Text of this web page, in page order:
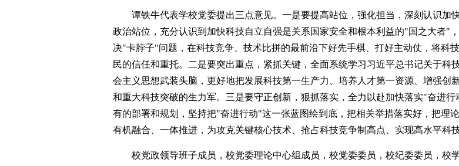
谭铁牛代表学校党委提出三点意见。一是要提高站位，强化担当，深刻认识加
政治站位，充分认识到加快科技自立自强是关系国家安全和根本利益的"国之大者"
决"卡脖子"问题，在科技竞争、技术比拼的最前沿下好先手棋、打好主动仗，将科
民的信任和重托。二是要突出重点，紧抓关键，全面系统学习习近平总书记关于科
会主义思想武装头脑，更好地把发展科技第一生产力、培养人才第一资源、增强创
和重大科技突破的生力军。三是要守正创新，狠抓落实，全力以赴加快落实"奋进
有的部署和规划，坚持把"奋进行动"这一张蓝图绘到底，把相关举措落实好，把理
有机融合、一体推进，为攻克关键核心技术、抢占科技竞争制高点、实现高水平科
校党政领导班子成员，校党委理论中心组成员，校党委委员，校纪委委员，校